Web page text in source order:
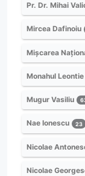
Pr. Dr. Mihai
Mircea Dafinoiu
Mișcarea
Monahul Leontie
Mugur Vasiliu
Nae Ionescu 23
Nicolae
Nicolae